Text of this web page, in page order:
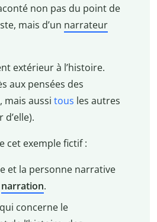
non pas du point de
mais d’un narrateur
extérieur à l’histoire.
aux pensées des
mais aussi tous les autres
cet exemple fictif :
et la personne narrative
narration.
concerne le